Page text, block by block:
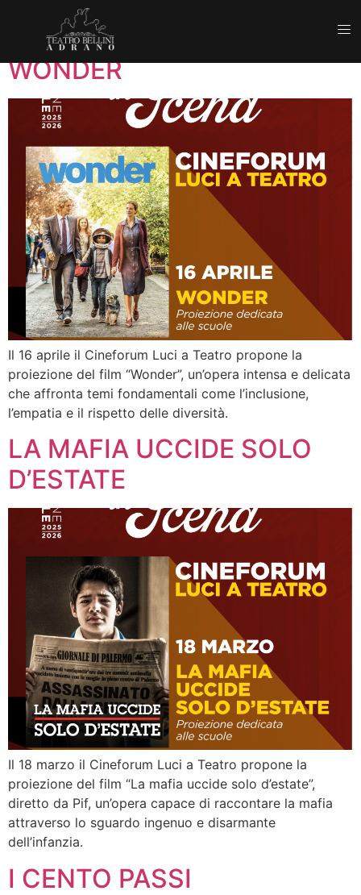
Mese:
WONDER
Il 16 aprile il Cineforum Luci a Teatro propone la
proiezione del film “Wonder”, un’opera intensa e delicata
che affronta temi fondamentali come l’inclusione,
l’empatia e il rispetto delle diversità.
LA MAFIA UCCIDE SOLO
D’ESTATE
Il 18 marzo il Cineforum Luci a Teatro propone la
proiezione del film “La mafia uccide solo d’estate”,
diretto da Pif, un’opera capace di raccontare la mafia
attraverso lo sguardo ingenuo e disarmante
dell’infanzia.
I CENTO PASSI